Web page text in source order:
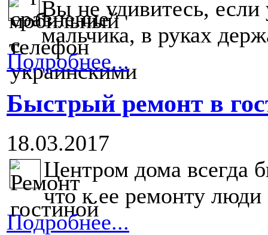
Вы не удивитесь, если
мальчика, в руках
Подробнее...
Быстрый ремонт в
18.03.2017
Центром дома всегда
что к ее ремонту люди
Подробнее...